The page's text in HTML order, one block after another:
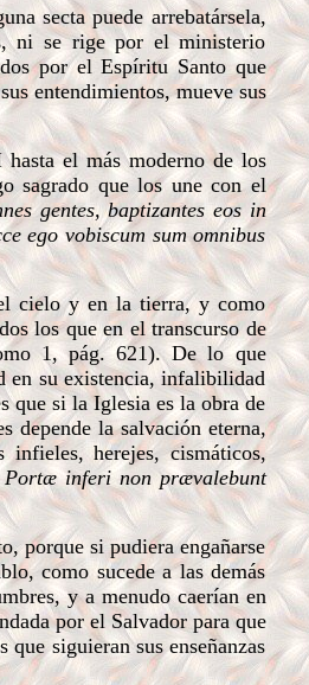
secta puede arrebatársela,
ni se rige por el ministerio
por el Espíritu Santo que
entendimientos, mueve sus
el más moderno de los
sagrado que los une con el
gentes, baptizantes eos in
ego vobiscum sum omnibus
cielo y en la tierra, y como
los que en el transcurso de
1, pág. 621). De lo que
en su existencia, infalibilidad
que si la Iglesia es la obra de
depende la salvación eterna,
infieles, herejes, cismáticos,
Portæ inferi non prævalebunt
porque si pudiera engañarse
como sucede a las demás
y a menudo caerían en
por el Salvador para que
siguieran sus enseñanzas